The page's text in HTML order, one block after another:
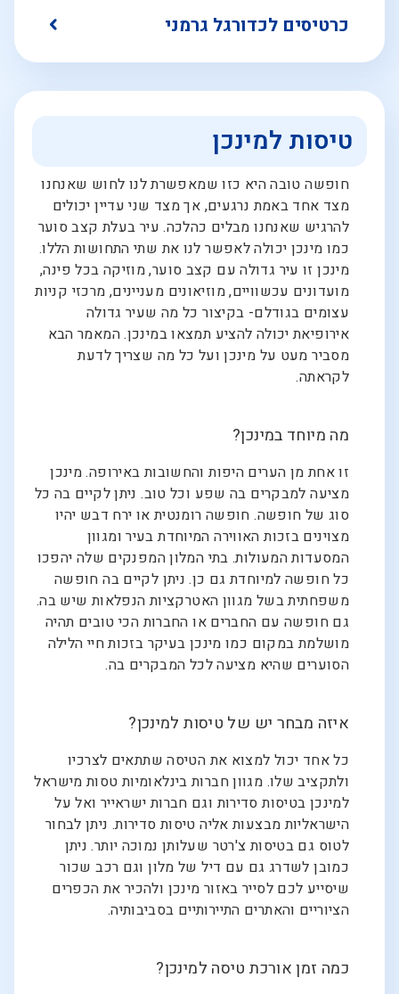
כרטיסים לכדורגל גרמני
טיסות למינכן
חופשה טובה היא כזו שמאפשרת לנו לחוש שאנחנו
מצד אחד באמת נרגעים, אך מצד שני עדיין יכולים
להרגיש שאנחנו מבלים כהלכה. עיר בעלת קצב סוער
כמו מינכן יכולה לאפשר לנו את שתי התחושות הללו.
מינכן זו עיר גדולה עם קצב סוער, מוזיקה בכל פינה,
מועדונים עכשוויים, מוזיאונים מעניינים, מרכזי קניות
עצומים בגודלם- בקיצור כל מה שעיר גדולה
אירופיאת יכולה להציע תמצאו במינכן. המאמר הבא
מסביר מעט על מינכן ועל כל מה שצריך לדעת
לקראתה.
מה מיוחד במינכן?
זו אחת מן הערים היפות והחשובות באירופה. מינכן
מציעה למבקרים בה שפע וכל טוב. ניתן לקיים בה כל
סוג של חופשה. חופשה רומנטית או ירח דבש יהיו
מצוינים בזכות האווירה המיוחדת בעיר ומגוון
המסעדות המעולות. בתי המלון המפנקים שלה יהפכו
כל חופשה למיוחדת גם כן. ניתן לקיים בה חופשה
משפחתית בשל מגוון האטרקציות הנפלאות שיש בה.
גם חופשה עם החברים או החברות הכי טובים תהיה
מושלמת במקום כמו מינכן בעיקר בזכות חיי הלילה
הסוערים שהיא מציעה לכל המבקרים בה.
איזה מבחר יש של טיסות למינכן?
כל אחד יכול למצוא את הטיסה שתתאים לצרכיו
ולתקציב שלו. מגוון חברות בינלאומיות טסות מישראל
למינכן בטיסות סדירות וגם חברות ישראייר ואל על
הישראליות מבצעות אליה טיסות סדירות. ניתן לבחור
לטוס גם בטיסות צ'רטר שעלותן נמוכה יותר. ניתן
כמובן לשדרג גם עם דיל של מלון וגם רכב שכור
שיסייע לכם לסייר באזור מינכן ולהכיר את הכפרים
הציוריים והאתרים התיירותיים בסביבותיה.
כמה זמן אורכת טיסה למינכן?